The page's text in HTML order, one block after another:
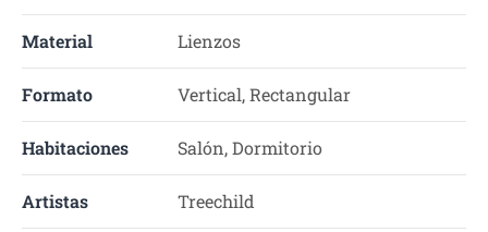
Material Lienzos
Formato Vertical, Rectangular
Habitaciones Salón, Dormitorio
Artistas Treechild